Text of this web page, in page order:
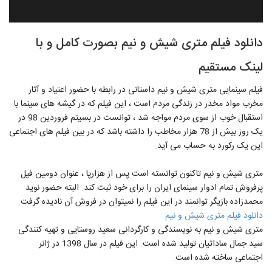
دانلود فیلم متری شیش و نیم بصورت کامل و با
لینک مستقیم
فیلم سینمایی متری شیش و نیم داستانی در رابطه با حضور اعتیاد و آثار
مخرب مواد مخدر در زندگی مردم است ، این فیلم که در گیشه های سینما با
استقبال خوب از سوی مردم مواجه شد ، توانست در بسیتم فروردین 98 در
یک روز بیش از 78 هزار مخاطب را داشته باشد که در بین فیلم های اجتماعی
این یک رکورد به حساب می آید.
متری شیش و نیم تاکنون توانسته است پس از هزارپا ، عنوان دومین فیل
پرفروش تمام ادوار سینمای ایران را برای خود ثبت کند. البته حضور نوید
محمدزاده بازیگر توانمند در این فیلم را نمیتوان در فروش آن نادیده گرفت.
دانلود فیلم متری شیش و نیم
متری شیش و نیم به نویسندگی و کارگردانی سعید روستایی و تهیه کنندگی
سید جمال ساداتیان تولید شده است. این فیلم در سال 1398 در ژانر
اجتماعی ساخته شده است.